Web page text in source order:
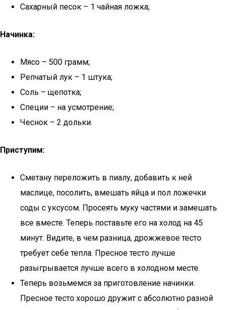
Сахарный песок – 1 чайная ложка;
Начинка:
Мясо – 500 грамм;
Репчатый лук – 1 штука;
Соль – щепотка;
Специи – на усмотрение;
Чеснок – 2 дольки.
Приступим:
Сметану переложить в пиалу, добавить к ней
маслице, посолить, вмешать яйца и пол ложечки
соды с уксусом. Просеять муку частями и замешать
все вместе. Теперь поставьте его на холод на 45
минут. Видите, в чем разница, дрожжевое тесто
требует себе тепла. Пресное тесто лучше
разыгрывается лучше всего в холодном месте.
Теперь возьмемся за приготовление начинки.
Пресное тесто хорошо дружит с абсолютно разной